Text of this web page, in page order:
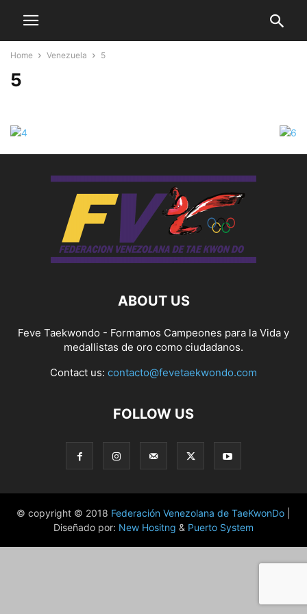
Home Venezuela 5
5
ABOUT US
Feve Taekwondo - Formamos Campeones para la Vida y
medallistas de oro como ciudadanos.
Contact us: contacto@fevetaekwondo.com
FOLLOW US
© copyright © 2018 Federación Venezolana de TaeKwonDo
Diseñado por: New Hositng & Puerto System